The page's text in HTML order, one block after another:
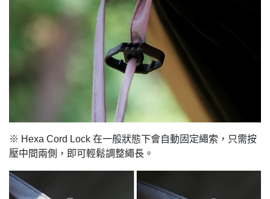
※ Hexa Cord Lock 在一般狀態下會自動固定繩索，只需按
壓中間兩側，即可輕鬆調整繩長。